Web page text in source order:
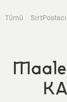
Tümü Sırt